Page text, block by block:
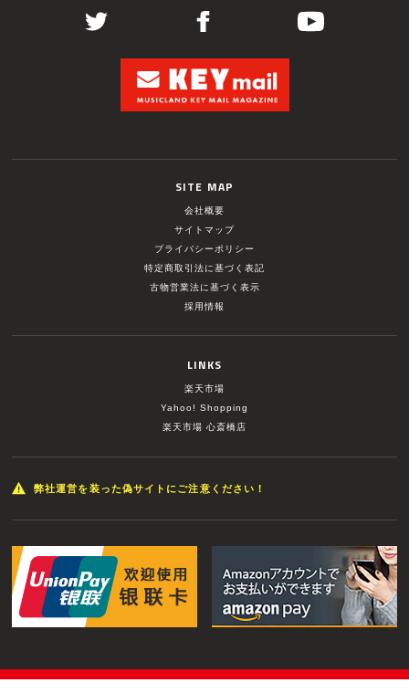
SITE MAP
会社概要
サイトマップ
プライバシーポリシー
特定商取引法に基づく表記
古物営業法に基づく表示
採用情報
LINKS
楽天市場
Yahoo! Shopping
楽天市場 心斎橋店
弊社運営を装った偽サイトにご注意ください！